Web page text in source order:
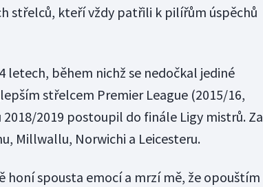
střelců, kteří vždy patřili k pilířům úspěchů
během nichž se nedočkal jediné
střelcem Premier League (2015/16,
2018/2019 postoupil do finále Ligy mistrů. Za
Millwallu, Norwichi a Leicesteru.
honí spousta emocí a mrzí mě, že opouštím